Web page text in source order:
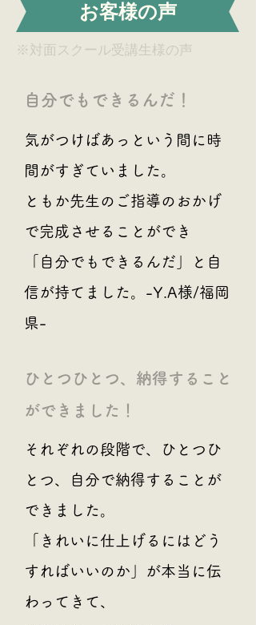
お客様の声
​※対面スクール受講生様の声
自分でもできるんだ！
気がつけばあっという間に時
間がすぎていました。
ともか先生のご指導のおかげ
で完成させることができ
「自分でもできるんだ」と自
信が持てました。-Y.A様/福岡
県-
​ひとつひとつ、納得すること
ができました！
それぞれの段階で、ひとつひ
とつ、自分で納得することが
できました。
「きれいに仕上げるにはどう
すればいいのか」が本当に伝
わってきて、